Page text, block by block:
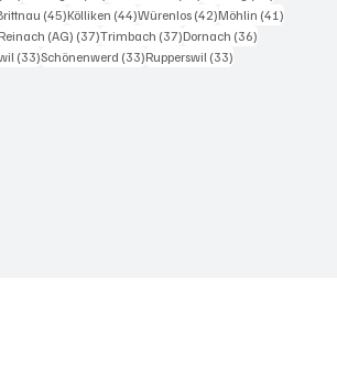
Beiträge
(45)45 Beiträge
Kölliken (44)44 Beiträge
Würenlos (42)42 Beiträge
Möhlin (41)
38 Beiträge
Reinach (AG) (37)37 Beiträge
Trimbach (37)37 Beiträge
Dornach (36)
(33)33 Beiträge
Schönenwerd (33)33 Beiträge
Rupperswil (33)